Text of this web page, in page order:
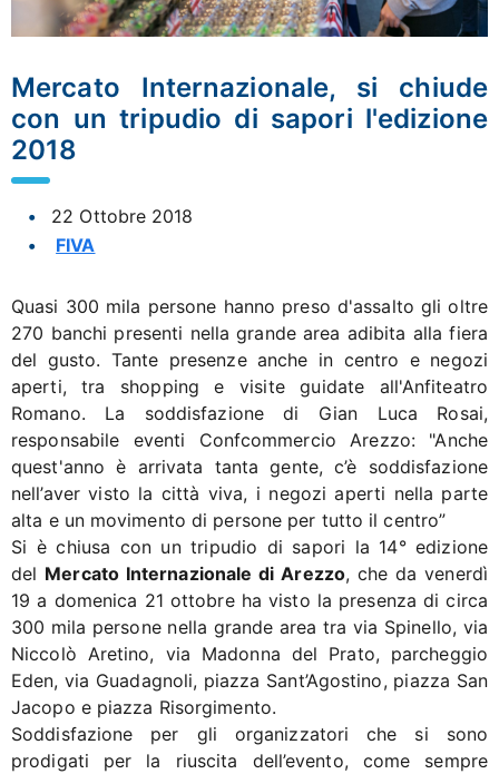
Mercato Internazionale, si chiude
con un tripudio di sapori l'edizione
2018
22 Ottobre 2018
FIVA
Quasi 300 mila persone hanno preso d'assalto gli oltre
270 banchi presenti nella grande area adibita alla fiera
del gusto. Tante presenze anche in centro e negozi
aperti, tra shopping e visite guidate all'Anfiteatro
Romano. La soddisfazione di Gian Luca Rosai,
responsabile eventi Confcommercio Arezzo: "Anche
quest'anno è arrivata tanta gente, c’è soddisfazione
nell’aver visto la città viva, i negozi aperti nella parte
alta e un movimento di persone per tutto il centro”
Si è chiusa con un tripudio di sapori la 14° edizione
del Mercato Internazionale di Arezzo, che da venerdì
19 a domenica 21 ottobre ha visto la presenza di circa
300 mila persone nella grande area tra via Spinello, via
Niccolò Aretino, via Madonna del Prato, parcheggio
Eden, via Guadagnoli, piazza Sant’Agostino, piazza San
Jacopo e piazza Risorgimento.
Soddisfazione per gli organizzatori che si sono
prodigati per la riuscita dell’evento, come sempre